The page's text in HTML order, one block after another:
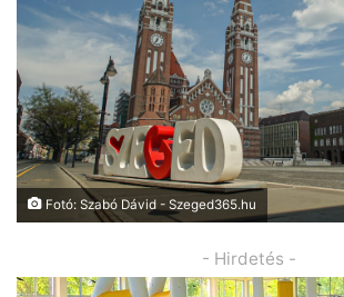
Fotó: Szabó Dávid - Szeged365.hu
- Hirdetés -